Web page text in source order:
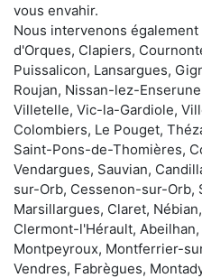
vous envahir.
Nous intervenons
d'Orques, Clapiers,
Puissalicon, Lansargues,
Roujan, Nissan-lez-
Villetelle, Vic-la-Gardiole,
Colombiers, Le Pouget,
Saint-Pons-de-Thomières,
Vendargues, Sauvian,
sur-Orb, Cessenon-sur-Orb,
Marsillargues, Claret,
Clermont-l'Hérault,
Montpeyroux, Montferrier-
Vendres, Fabrègues,